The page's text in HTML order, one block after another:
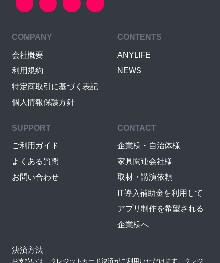
COMPANY
会社概要
利用規約
特定商取引に基づく表記
個人情報保護方針
CONTENTS
ANYLIFE
NEWS
SUPPORT
ご利用ガイド
よくある質問
お問い合わせ
CONTACT
企業様・自治体様
家具関連会社様
取材・講演依頼
IT導入補助金を利用して
アプリ制作を希望される
企業様へ
決済方法
お支払いは、クレジットカード決済がご利用いただけます。クレジ